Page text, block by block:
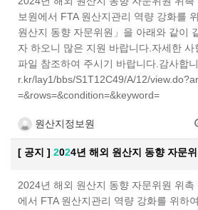
보원에서 FTA 원산지관리 역량 강화를
원산지 동향 자문위원」을 아래와 같이
자 하오니 많은 지원 바랍니다. ​ 자세한
파일 참조하여 주시기 바랍니다. ​감사합
r.kr/lay1/bbs/S1T12C49/A/12/
=&rows=&condition=&keyword=
원산지정보원
[ 공지 ] 2024년 해외 원산지 동향 자문
2024년 해외 원산지 동향 자문위원 위촉
에서 FTA 원산지관리 역량 강화를 위하